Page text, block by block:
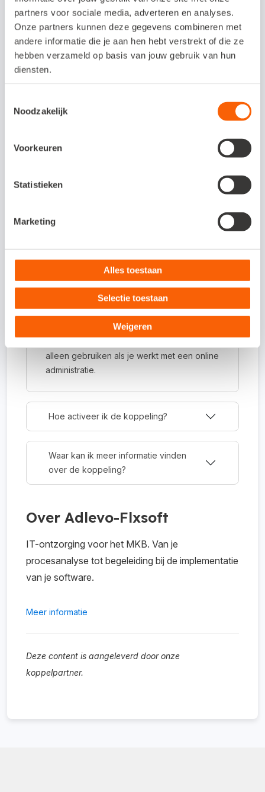
partners voor sociale media, adverteren en analyses.
Onze partners kunnen deze gegevens combineren met
andere informatie die je aan hen hebt verstrekt of die ze
hebben verzameld op basis van jouw gebruik van hun
diensten.
Noodzakelijk
Voorkeuren
Statistieken
Marketing
Alles toestaan
Selectie toestaan
Weigeren
proefperiode
Afstemmen met FlxSoft.
koppeling?
Neem voor meer informatie contact
telefoonnummer 0180- 222 093.
Veelgestelde vragen
Dit is een API-koppeling. Een API-koppeling
alleen gebruiken als je werkt met een online
administratie.
Hoe activeer ik de koppeling?
Waar kan ik meer informatie vinden
over de koppeling?
Over Adlevo-Flxsoft
IT-ontzorging voor het MKB. Van je
procesanalyse tot begeleiding bij de implementatie
van je software.
Meer informatie
Deze content is aangeleverd door onze
koppelpartner.